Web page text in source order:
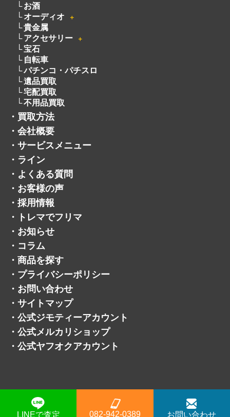
お酒
オーディオ
＋
貴金属
アクセサリー
＋
宝石
自転車
パチンコ・パチスロ
遺品買取
宅配買取
不用品買取
・ 買取方法
・ 会社概要
・ サービスメニュー
・ ライン
・ よくある質問
・ お客様の声
・ 採用情報
・
トレマでフリマ
・ お知らせ
・ コラム
・ 商品を探す
・ プライバシーポリシー
・ お問い合わせ
・ サイトマップ
・ 公式ジモティーアカウント
・ 公式メルカリショップ
・ 公式ヤフオクアカウント
LINEで査定 082-942-0389 お問い合わせ